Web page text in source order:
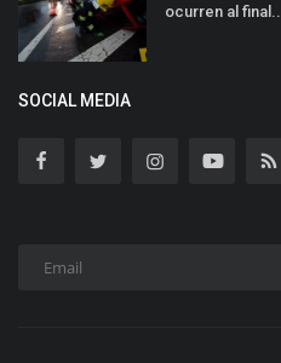
ocurren al final...
SOCIAL MEDIA